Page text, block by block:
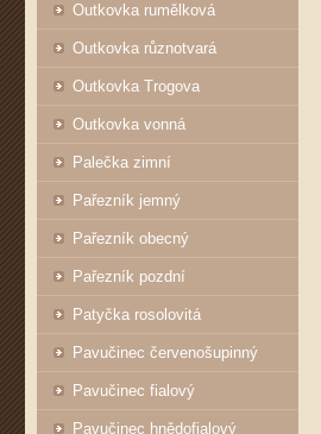
Outkovka rumělková
Outkovka různotvará
Outkovka Trogova
Outkovka vonná
Palečka zimní
Pařezník jemný
Pařezník obecný
Pařezník pozdní
Patyčka rosolovitá
Pavučinec červenošupinný
Pavučinec fialový
Pavučinec hnědofialový